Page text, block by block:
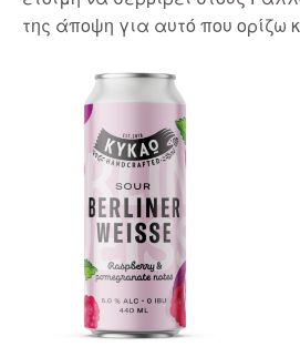
της άποψη για αυτό που ορίζω